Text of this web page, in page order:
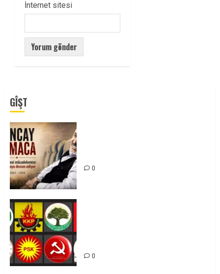
İnternet sitesi
GÎŞT
0
0